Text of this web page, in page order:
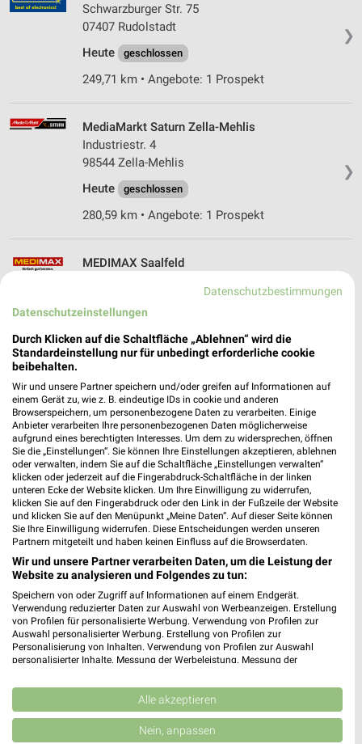
❯
Schwarzburger Str. 75
07407 Rudolstadt
Heute
geschlossen
249,71 km • Angebote: 1 Prospekt
❯
MediaMarkt Saturn Zella-Mehlis
Industriestr. 4
98544 Zella-Mehlis
Heute
geschlossen
280,59 km • Angebote: 1 Prospekt
MEDIMAX Saalfeld
251,07 km • Angebote: 1 Prospekt
Schwerdtfeger Elektronik Greußen
Töpfermarkt 22
99718 Greußen
Heute
geschlossen
221,60 km • Angebote: 1 Prospekt
EP:Reinelt Dietzhausen
98530 Dietzhausen
Heute geschlossen
288,56 km • Angebote: 2 Prospekte
❯
Kronacher Strasse 11
07333 Unterwellenborn
geschlossen
Datenschutzbestimmungen
Datenschutzeinstellungen
Durch Klicken auf die Schaltfläche „Ablehnen“ wird die
Standardeinstellung nur für unbedingt erforderliche cookie
beibehalten.
Wir und unsere Partner speichern und/oder greifen auf Informationen auf
einem Gerät zu, wie z. B. eindeutige IDs in cookie und anderen
Browserspeichern, um personenbezogene Daten zu verarbeiten. Einige
Anbieter verarbeiten Ihre personenbezogenen Daten möglicherweise
aufgrund eines berechtigten Interesses. Um dem zu widersprechen, öffnen
Sie die „Einstellungen“. Sie können Ihre Einstellungen akzeptieren, ablehnen
oder verwalten, indem Sie auf die Schaltfläche „Einstellungen verwalten“
klicken oder jederzeit auf die Fingerabdruck-Schaltfläche in der linken
unteren Ecke der Website klicken. Um Ihre Einwilligung zu widerrufen,
klicken Sie auf den Fingerabdruck oder den Link in der Fußzeile der Website
und klicken Sie auf den Menüpunkt „Meine Daten“. Auf dieser Seite können
Sie Ihre Einwilligung widerrufen. Diese Entscheidungen werden unseren
Partnern mitgeteilt und haben keinen Einfluss auf die Browserdaten.
Wir und unsere Partner verarbeiten Daten, um die Leistung der
Website zu analysieren und Folgendes zu tun:
Speichern von oder Zugriff auf Informationen auf einem Endgerät.
Verwendung reduzierter Daten zur Auswahl von Werbeanzeigen. Erstellung
von Profilen für personalisierte Werbung. Verwendung von Profilen zur
Auswahl personalisierter Werbung. Erstellung von Profilen zur
Personalisierung von Inhalten. Verwendung von Profilen zur Auswahl
personalisierter Inhalte. Messung der Werbeleistung. Messung der
Kombinationen von Daten aus verschiedenen Quellen. Entwicklung und
Verbesserung der Angebote. Verwendung reduzierter Daten zur Auswahl
von Inhalten.
Daten können außerhalb der Europäischen Union weitergegeben und in die
USA gesendet werden.
Alle akzeptieren
Nein, anpassen